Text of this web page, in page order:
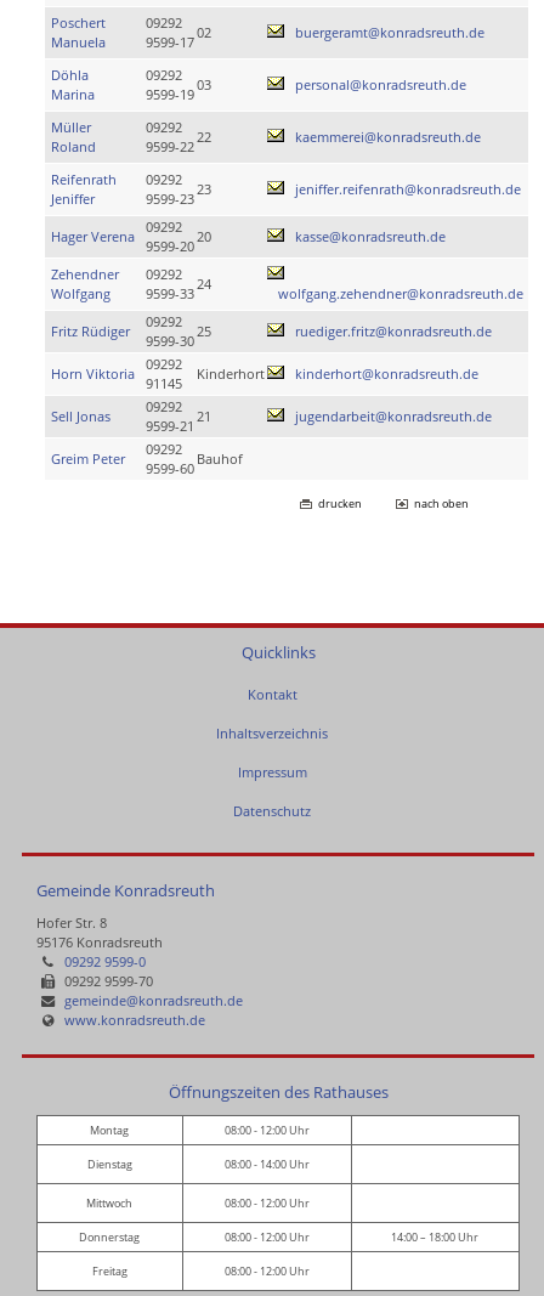
Poschert
Manuela
09292
9599-17
02 buergeramt@konradsreuth.de
Döhla
Marina
09292
9599-19
03 personal@konradsreuth.de
Müller
Roland
09292
9599-22
22 kaemmerei@konradsreuth.de
Reifenrath
Jeniffer
09292
9599-23
23 jeniffer.reifenrath@konradsreuth.de
Hager Verena
09292
9599-20
20 kasse@konradsreuth.de
Zehendner
Wolfgang
09292
9599-33
24
wolfgang.zehendner@konradsreuth.de
Fritz Rüdiger
09292
9599-30
25 ruediger.fritz@konradsreuth.de
Horn Viktoria
09292
91145
Kinderhort kinderhort@konradsreuth.de
Sell Jonas
09292
9599-21
21 jugendarbeit@konradsreuth.de
Greim Peter
09292
9599-60
Bauhof
drucken nach oben
Quicklinks
Kontakt
Inhaltsverzeichnis
Impressum
Datenschutz
Gemeinde Konradsreuth
Hofer Str. 8
95176 Konradsreuth
09292 9599-0
09292 9599-70
gemeinde@konradsreuth.de
www.konradsreuth.de
Öffnungszeiten des Rathauses
Montag 08:00 - 12:00 Uhr
Dienstag 08:00 - 14:00 Uhr
Mittwoch 08:00 - 12:00 Uhr
Donnerstag 08:00 - 12:00 Uhr 14:00 – 18:00 Uhr
Freitag 08:00 - 12:00 Uhr